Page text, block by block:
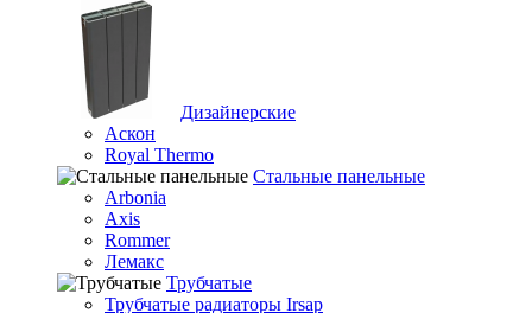
Дизайнерские
Аскон
Royal Thermo
Стальные панельные
Arbonia
Axis
Rommer
Лемакс
Трубчатые
Трубчатые радиаторы Irsap